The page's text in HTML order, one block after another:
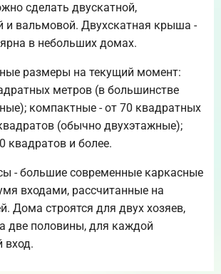
сделать двускатной,
и вальмовой. Двухскатная крыша -
в небольших домах.
размеры на текущий момент:
метров (в большинстве
компактные - от 70 квадратных
(обычно двухэтажные);
квадратов и более.
- большие современные каркасные
входами, рассчитанные на
Дома строятся для двух хозяев,
две половины, для каждой
вход.